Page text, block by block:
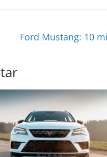
Ford Mustang: 10